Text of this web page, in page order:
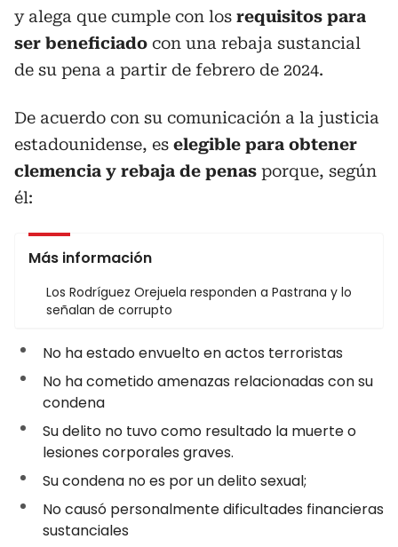
y alega que cumple con los requisitos para
ser beneficiado con una rebaja sustancial
de su pena a partir de febrero de 2024.
De acuerdo con su comunicación a la justicia
estadounidense, es elegible para obtener
clemencia y rebaja de penas porque, según
él:
Más información
Los Rodríguez Orejuela responden a Pastrana y lo
señalan de corrupto
No ha estado envuelto en actos terroristas
No ha cometido amenazas relacionadas con su
condena
Su delito no tuvo como resultado la muerte o
lesiones corporales graves.
Su condena no es por un delito sexual;
No causó personalmente dificultades financieras
sustanciales